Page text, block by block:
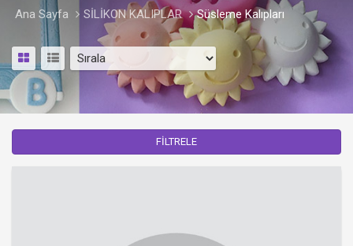
Ana Sayfa SİLİKON KALIPLAR Süsleme Kalıpları
FİLTRELE